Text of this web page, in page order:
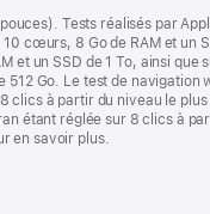
Tests réalisés par
cœurs, 8 Go de RAM et un
un SSD de 1 To, ainsi
Go. Le test de navigation
à partir du niveau le
étant réglée sur 8 clics à
en savoir plus.